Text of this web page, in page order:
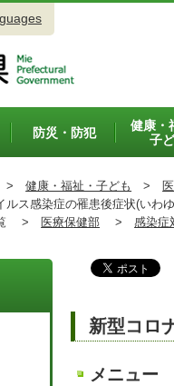
防災・防犯
健康・
子
> 健康・福祉・子ども >
ス感染症の罹患後症状(いわ
> 医療保健部 > 感染症
新型コロ
メニュー